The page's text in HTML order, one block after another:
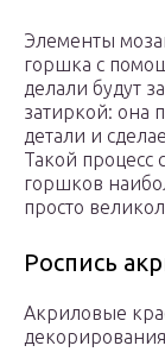
Элементы
горшка с
делали будут
затиркой: она
детали и
Такой процесс
горшков
просто
Роспись
Акриловые